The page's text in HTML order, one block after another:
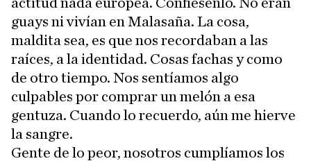
guays ni vivían en Malasaña. La cosa,
maldita sea, es que nos recordaban a las
raíces, a la identidad. Cosas fachas y como
de otro tiempo. Nos sentíamos algo
culpables por comprar un melón a esa
gentuza. Cuando lo recuerdo, aún me hierve
la sangre.
Gente de lo peor, nosotros cumplíamos los